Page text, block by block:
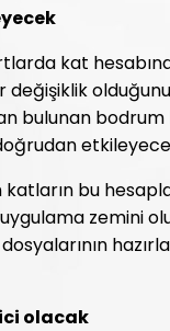
kat
değişiklik
bulunan bodrum
bu
zemini
olacak